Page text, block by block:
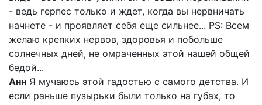
- ведь герпес только и ждет, когда вы нервничать
начнете - и проявляет себя еще сильнее... PS: Всем
желаю крепких нервов, здоровья и побольше
солнечных дней, не омраченных этой нашей общей
бедой...
Анн Я мучаюсь этой гадостью с самого детства. И
если раньше пузырьки были только на губах, то